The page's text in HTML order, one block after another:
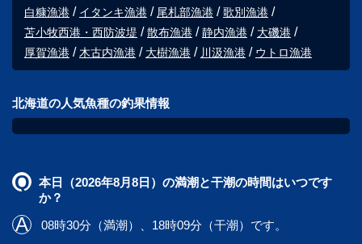
白糠漁港
イタンキ漁港 尾札部漁港
歌別漁港
苫小牧西港・西防波堤
散布漁港 静内漁港
大磯港
厚賀漁港
木古内漁港 大樹漁港 川汲漁港 ウトロ漁港
北海道の人気魚種の釣果情報
本日（2026年8月8日）の満潮と干潮の時間はいつです
か？
08時30分（満潮）、18時09分（干潮）です。